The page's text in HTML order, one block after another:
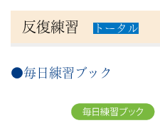
ノ
ウ
ハ
反復練習 トータル
●毎日練習ブック